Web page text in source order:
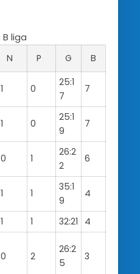
B liga
N P G B
1 0
25:1
7
7
1 0
25:1
9
7
0 1
26:2
2
6
1 1
35:1
9
4
1 1 32:21
4
0 2
26:2
5
3